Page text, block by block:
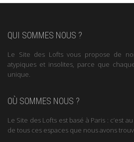
QUI SOMMES NOUS ?
Le Site des Lofts vous propose de
atypiques et insolites, parce que
unique.
OÙ SOMMES NOUS ?
Le Site des Lofts est basé à Paris : c’est
de tous ces espaces que nous avons